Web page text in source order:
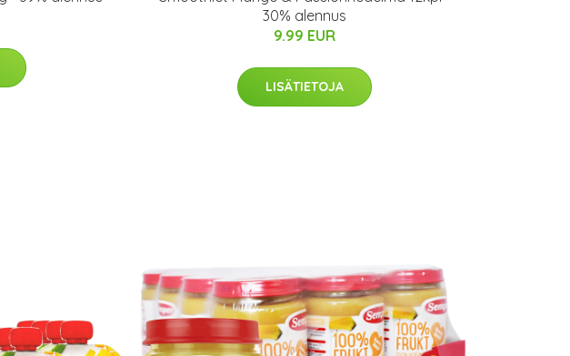
30% alennus
9.99 EUR
LISÄTIETOJA